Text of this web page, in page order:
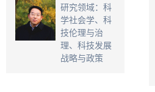
研究领域：科
学社会学、科
技伦理与治
理、科技发展
战略与政策